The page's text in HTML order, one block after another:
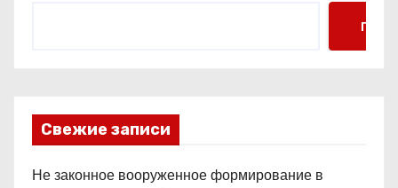
Поиск
Свежие записи
Не законное вооруженное формирование в